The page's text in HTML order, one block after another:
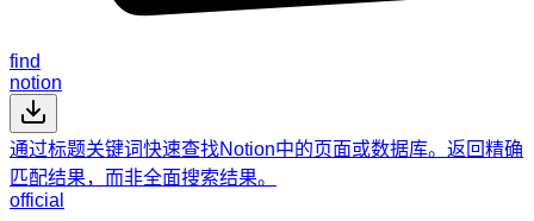
find
notion
通过标题关键词快速查找Notion中的页面或数据库。返回精确
匹配结果，而非全面搜索结果。
official